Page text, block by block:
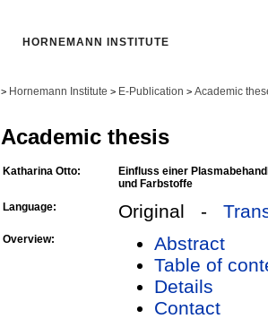
HORNEMANN INSTITUTE
> Hornemann Institute > E-Publication > Academic
Academic thesis
Katharina Otto:
Einfluss einer
und Farbstoffe
Language:
Original -
Overview:
Abstract
Table of
Details
Contact